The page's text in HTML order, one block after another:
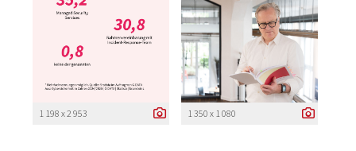
1 198 x 2 953 1 350 x 1 080